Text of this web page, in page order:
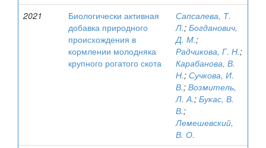
2021
Биологически активная
добавка природного
происхождения в
кормлении молодняка
крупного рогатого скота
Сапсалева, Т.
Л.; Богданович,
Д. М.;
Радчикова, Г. Н.;
Карабанова, В.
Н.; Сучкова, И.
В.; Возмитель,
Л. А.; Букас, В.
В.;
Лемешевский,
В. О.